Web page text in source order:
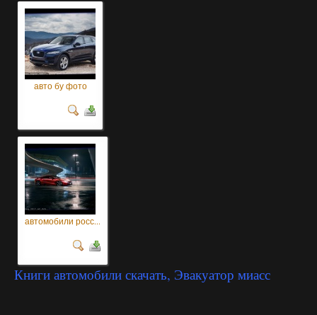
авто бу фото
автомобили росс...
Книги автомобили скачать, Эвакуатор миасс